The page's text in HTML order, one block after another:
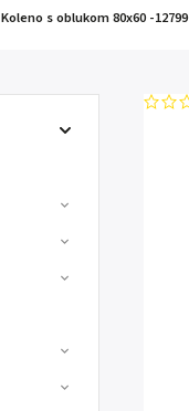
Koleno s oblukom 80x60 -12799